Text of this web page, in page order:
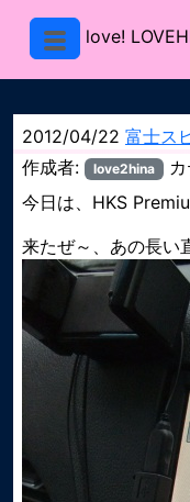
love!
2012/04/22 富士ス
作成者:
love2hina カ
今日は、HKS
来たぜ～、あの長い